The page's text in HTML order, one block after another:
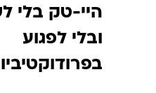
היי-טק בלי
ובלי לפגוע